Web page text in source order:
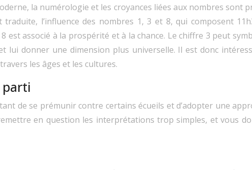
la numérologie et les croyances liées aux nombres sont
l’influence des nombres 1, 3 et 8, qui composent
associé à la prospérité et à la chance. Le chiffre 3 peut
donner une dimension plus universelle. Il est donc
les âges et les cultures.
de se prémunir contre certains écueils et d’adopter une
en question les interprétations trop simples, et vous